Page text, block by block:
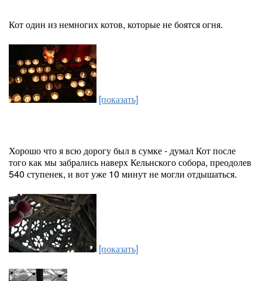
Кот один из немногих котов, которые не боятся огня.
[показать]
Хорошо что я всю дорогу был в сумке - думал Кот после
того как мы забрались наверх Кельнского собора, преодолев
540 ступенек, и вот уже 10 минут не могли отдышаться.
[показать]